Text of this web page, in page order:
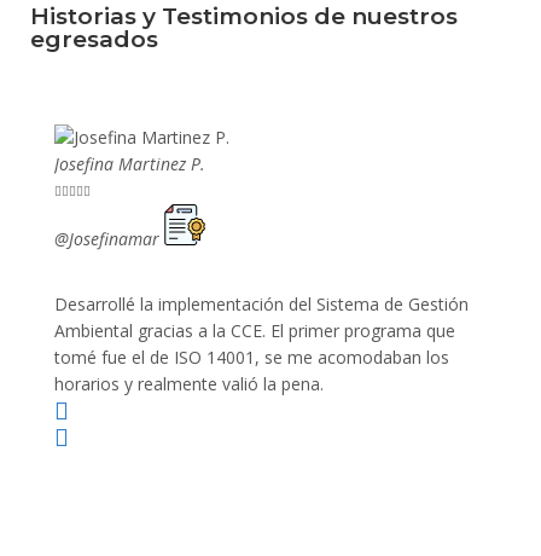
Historias y Testimonios de nuestros
egresados
Josefina Martinez P.

@Josefinamar
Desarrollé la implementación del Sistema de Gestión
Ambiental gracias a la CCE. El primer programa que
tomé fue el de ISO 14001, se me acomodaban los
horarios y realmente valió la pena.